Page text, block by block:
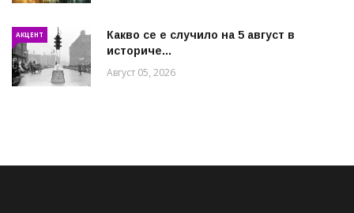
АКЦЕНТ
Какво се е случило на 5 август в
историче...
Август 05, 2026